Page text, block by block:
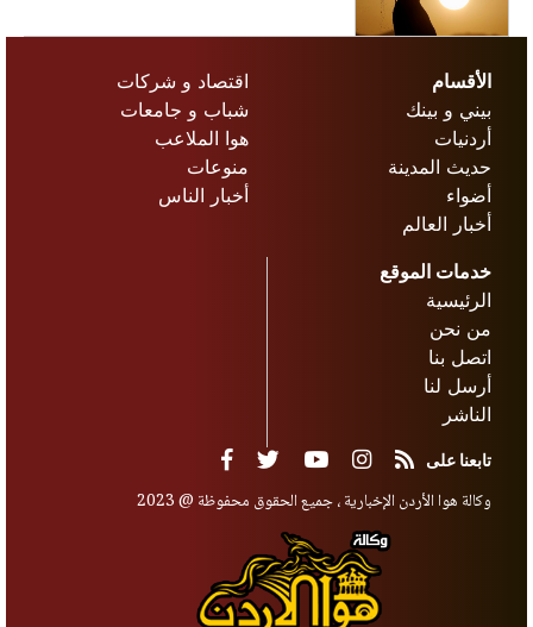
الأقسام
بيني و بينك
أردنيات
حديث المدينة
أضواء
أخبار العالم
اقتصاد و شركات
شباب و جامعات
هوا الملاعب
منوعات
أخبار الناس
خدمات الموقع
الرئيسية
من نحن
اتصل بنا
أرسل لنا
الناشر
تابعنا على
وكالة هوا الأردن الإخبارية ، جميع الحقوق محفوظة @ 2023